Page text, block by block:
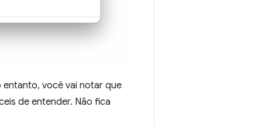
entanto, você vai notar que
de entender. Não fica